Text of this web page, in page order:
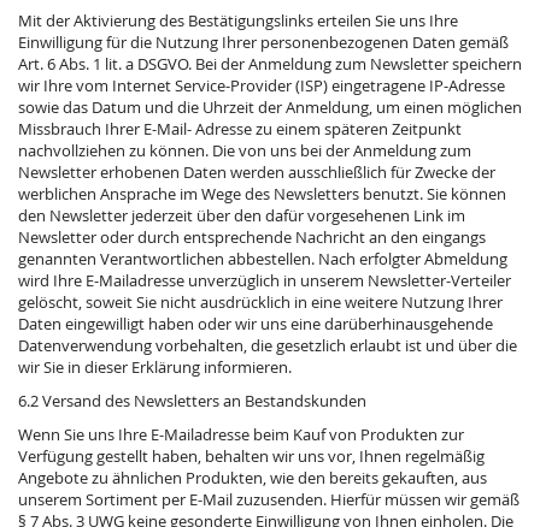
Mit der Aktivierung des Bestätigungslinks erteilen Sie uns Ihre
Einwilligung für die Nutzung Ihrer personenbezogenen Daten gemäß
Art. 6 Abs. 1 lit. a DSGVO. Bei der Anmeldung zum Newsletter speichern
wir Ihre vom Internet Service-Provider (ISP) eingetragene IP-Adresse
sowie das Datum und die Uhrzeit der Anmeldung, um einen möglichen
Missbrauch Ihrer E-Mail- Adresse zu einem späteren Zeitpunkt
nachvollziehen zu können. Die von uns bei der Anmeldung zum
Newsletter erhobenen Daten werden ausschließlich für Zwecke der
werblichen Ansprache im Wege des Newsletters benutzt. Sie können
den Newsletter jederzeit über den dafür vorgesehenen Link im
Newsletter oder durch entsprechende Nachricht an den eingangs
genannten Verantwortlichen abbestellen. Nach erfolgter Abmeldung
wird Ihre E-Mailadresse unverzüglich in unserem Newsletter-Verteiler
gelöscht, soweit Sie nicht ausdrücklich in eine weitere Nutzung Ihrer
Daten eingewilligt haben oder wir uns eine darüberhinausgehende
Datenverwendung vorbehalten, die gesetzlich erlaubt ist und über die
wir Sie in dieser Erklärung informieren.
6.2 Versand des Newsletters an Bestandskunden
Wenn Sie uns Ihre E-Mailadresse beim Kauf von Produkten zur
Verfügung gestellt haben, behalten wir uns vor, Ihnen regelmäßig
Angebote zu ähnlichen Produkten, wie den bereits gekauften, aus
unserem Sortiment per E-Mail zuzusenden. Hierfür müssen wir gemäß
§ 7 Abs. 3 UWG keine gesonderte Einwilligung von Ihnen einholen. Die